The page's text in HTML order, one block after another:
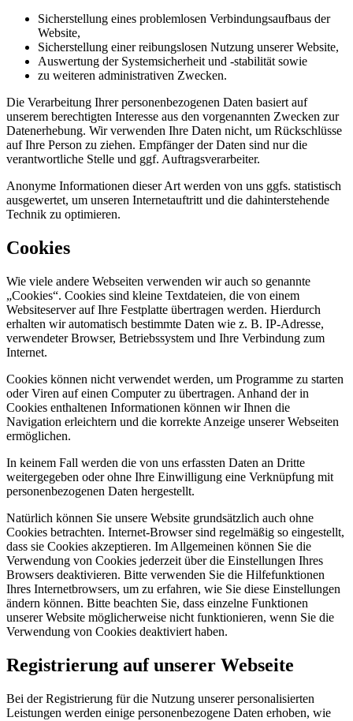
Sicherstellung eines problemlosen Verbindungsaufbaus der
Website,
Sicherstellung einer reibungslosen Nutzung unserer Website,
Auswertung der Systemsicherheit und -stabilität sowie
zu weiteren administrativen Zwecken.
Die Verarbeitung Ihrer personenbezogenen Daten basiert auf
unserem berechtigten Interesse aus den vorgenannten Zwecken zur
Datenerhebung. Wir verwenden Ihre Daten nicht, um Rückschlüsse
auf Ihre Person zu ziehen. Empfänger der Daten sind nur die
verantwortliche Stelle und ggf. Auftragsverarbeiter.
Anonyme Informationen dieser Art werden von uns ggfs. statistisch
ausgewertet, um unseren Internetauftritt und die dahinterstehende
Technik zu optimieren.
Cookies
Wie viele andere Webseiten verwenden wir auch so genannte
„Cookies“. Cookies sind kleine Textdateien, die von einem
Websiteserver auf Ihre Festplatte übertragen werden. Hierdurch
erhalten wir automatisch bestimmte Daten wie z. B. IP-Adresse,
verwendeter Browser, Betriebssystem und Ihre Verbindung zum
Internet.
Cookies können nicht verwendet werden, um Programme zu starten
oder Viren auf einen Computer zu übertragen. Anhand der in
Cookies enthaltenen Informationen können wir Ihnen die
Navigation erleichtern und die korrekte Anzeige unserer Webseiten
ermöglichen.
In keinem Fall werden die von uns erfassten Daten an Dritte
weitergegeben oder ohne Ihre Einwilligung eine Verknüpfung mit
personenbezogenen Daten hergestellt.
Natürlich können Sie unsere Website grundsätzlich auch ohne
Cookies betrachten. Internet-Browser sind regelmäßig so eingestellt,
dass sie Cookies akzeptieren. Im Allgemeinen können Sie die
Verwendung von Cookies jederzeit über die Einstellungen Ihres
Browsers deaktivieren. Bitte verwenden Sie die Hilfefunktionen
Ihres Internetbrowsers, um zu erfahren, wie Sie diese Einstellungen
ändern können. Bitte beachten Sie, dass einzelne Funktionen
unserer Website möglicherweise nicht funktionieren, wenn Sie die
Verwendung von Cookies deaktiviert haben.
Registrierung auf unserer Webseite
Bei der Registrierung für die Nutzung unserer personalisierten
Leistungen werden einige personenbezogene Daten erhoben, wie